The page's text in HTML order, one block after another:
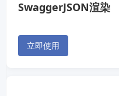
SwaggerJSON渲染
立即使用